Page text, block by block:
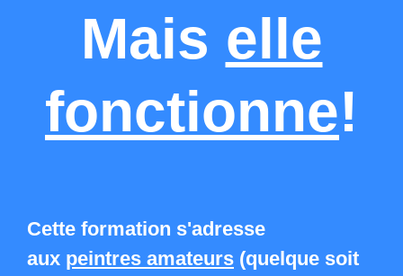
Mais elle
fonctionne!
Cette formation s'adresse
aux peintres amateurs (quelque soit